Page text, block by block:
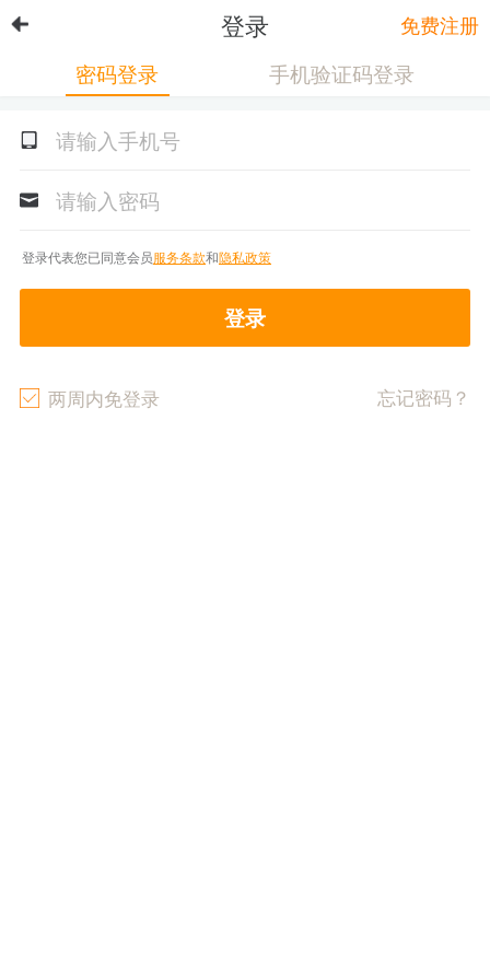
登录 免费注册
密码登录 手机验证码登录
登录代表您已同意会员服务条款和隐私政策
登录
两周内免登录 忘记密码？